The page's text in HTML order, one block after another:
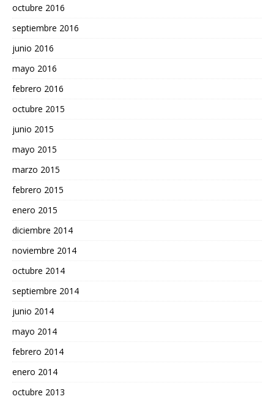
octubre 2016
septiembre 2016
junio 2016
mayo 2016
febrero 2016
octubre 2015
junio 2015
mayo 2015
marzo 2015
febrero 2015
enero 2015
diciembre 2014
noviembre 2014
octubre 2014
septiembre 2014
junio 2014
mayo 2014
febrero 2014
enero 2014
octubre 2013